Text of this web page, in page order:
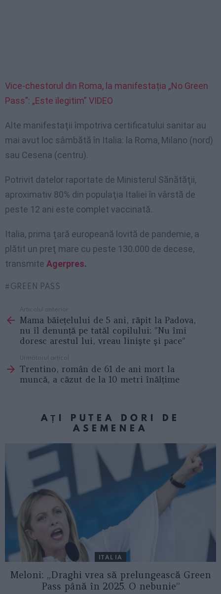
Vice-chestorul din Roma, la manifestația „No Green
Pass”: „Este ilegitim” VIDEO
Alte manifestaţii împotriva certificatului sanitar au
mai avut loc sâmbătă în Italia: la Roma, Milano (nord)
sau Cesena (centru).
Potrivit datelor raportate de Ministerul Sănătăţii,
aproximativ 80% din populaţia Italiei în vârstă de
peste 12 ani este complet vaccinată.
Italia, prima ţară europeană lovită de pandemie, a
plătit un preţ mare cu peste 130.000 de decese,
transmite Agerpres.
GREEN PASS
more
Articolul anterior
Mama băiețelului de 5 ani, răpit la Padova,
nu îl denunță pe tatăl copilului: ”Nu îmi
doresc arestul lui, vreau linişte şi pace”
Următorul articol
Trentino, român de 61 de ani mort la
muncă, a căzut de la 10 metri înălțime
AȚI PUTEA DORI DE
ASEMENEA
ITALIA
Meloni: „Draghi vrea să prelungească Green
Pass până în 2025. O nebunie”